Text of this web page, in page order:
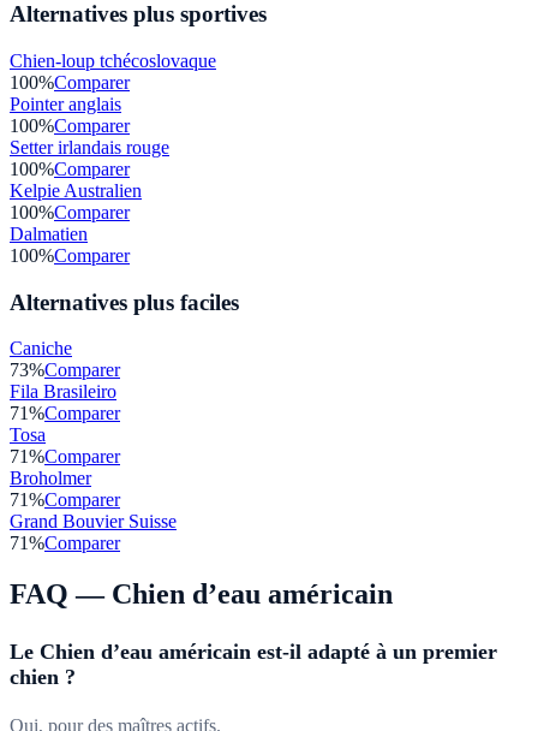
Alternatives plus sportives
Chien-loup tchécoslovaque
100%Comparer
Pointer anglais
100%Comparer
Setter irlandais rouge
100%Comparer
Kelpie Australien
100%Comparer
Dalmatien
100%Comparer
Alternatives plus faciles
Caniche
73%Comparer
Fila Brasileiro
71%Comparer
Tosa
71%Comparer
Broholmer
71%Comparer
Grand Bouvier Suisse
71%Comparer
FAQ — Chien d’eau américain
Le Chien d’eau américain est-il adapté à un premier
chien ?
Oui, pour des maîtres actifs.